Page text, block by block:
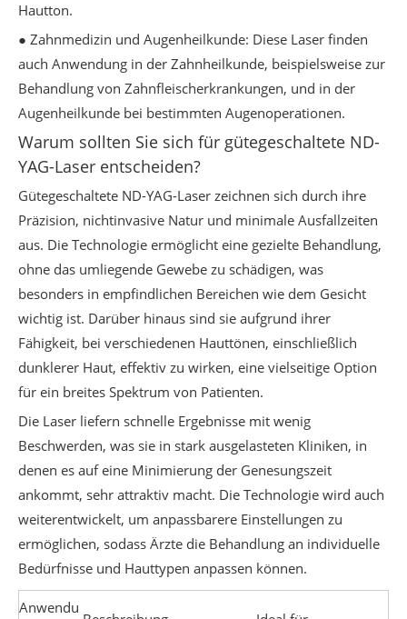
Hautton.
● Zahnmedizin und Augenheilkunde: Diese Laser finden
auch Anwendung in der Zahnheilkunde, beispielsweise zur
Behandlung von Zahnfleischerkrankungen, und in der
Augenheilkunde bei bestimmten Augenoperationen.
Warum sollten Sie sich für gütegeschaltete ND-
YAG-Laser entscheiden?
Gütegeschaltete ND-YAG-Laser zeichnen sich durch ihre
Präzision, nichtinvasive Natur und minimale Ausfallzeiten
aus. Die Technologie ermöglicht eine gezielte Behandlung,
ohne das umliegende Gewebe zu schädigen, was
besonders in empfindlichen Bereichen wie dem Gesicht
wichtig ist. Darüber hinaus sind sie aufgrund ihrer
Fähigkeit, bei verschiedenen Hauttönen, einschließlich
dunklerer Haut, effektiv zu wirken, eine vielseitige Option
für ein breites Spektrum von Patienten.
Die Laser liefern schnelle Ergebnisse mit wenig
Beschwerden, was sie in stark ausgelasteten Kliniken, in
denen es auf eine Minimierung der Genesungszeit
ankommt, sehr attraktiv macht. Die Technologie wird auch
weiterentwickelt, um anpassbarere Einstellungen zu
ermöglichen, sodass Ärzte die Behandlung an individuelle
Bedürfnisse und Hauttypen anpassen können.
Anwendu